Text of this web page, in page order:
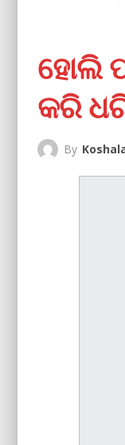
ହୋଲି
କରି
By